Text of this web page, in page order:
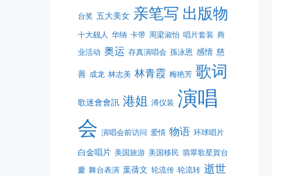
台奖 五大美女 亲笔写 出版物
十大靓人 华纳 卡带 周梁淑怡 唱片套装 商
业活动 奥运 存真演唱会 孫泳恩 感情 慈
善 成龙 林志美 林青霞 梅艳芳 歌词
歌迷會會訊 港姐 溥仪装 演唱
会 演唱会前访问 爱情 物语 环球唱片
白金唱片 美国旅游 美国移民 翡翠歌星賀台
慶 舞台表演 葉蒨文 轮流传 轮流转 逝世